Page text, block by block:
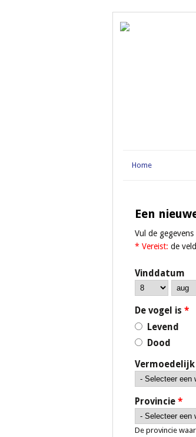
Home
Een
Vul de
* Vereist: de
Vinddatum
Day
Month
De vogel is *
Levend
Dood
Provincie *
De provincie